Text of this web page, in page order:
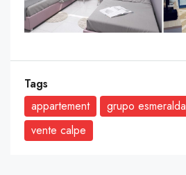
Tags
appartement
grupo esmeralda
vente calpe